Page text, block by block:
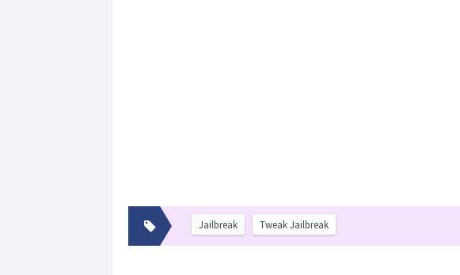
Jailbreak Tweak Jailbreak